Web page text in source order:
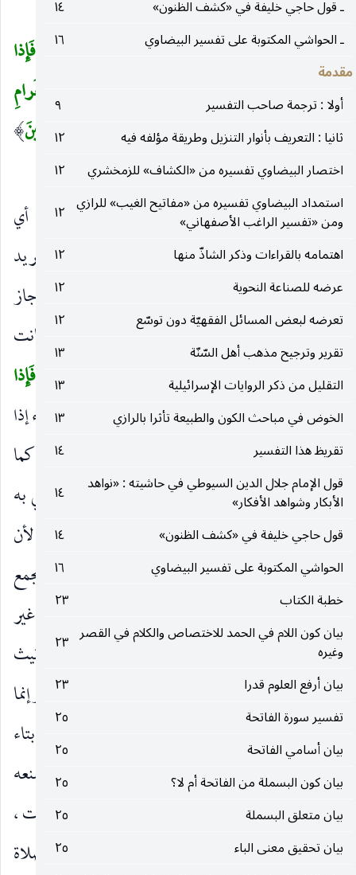
ـ قول حاجي خليفة في «كشف الظنون»
١٤
ـ الحواشي المكتوبة على تفسير البيضاوي
١٦
مقدمة
أولا : ترجمة صاحب التفسير
٩
ثانيا : التعريف بأنوار التنزيل وطريقة مؤلفه فيه
١٢
اختصار البيضاوي تفسيره من «الكشاف» للزمخشري
١٢
استمداد البيضاوي تفسيره من «مفاتيح الغيب» للرازي
ومن «تفسير الراغب الأصفهاني»
١٢
اهتمامه بالقراءات وذكر الشاذّ منها
١٢
عرضه للصناعة النحوية
١٢
تعرضه لبعض المسائل الفقهيّة دون توسّع
١٢
تقرير وترجيح مذهب أهل السّنّة
١٣
التقليل من ذكر الروايات الإسرائيلية
١٣
الخوض في مباحث الكون والطبيعة تأثرا بالرازي
١٣
تقريظ هذا التفسير
١٤
قول الإمام جلال الدين السيوطي في حاشيته : «نواهد
الأبكار وشواهد الأفكار»
١٤
قول حاجي خليفة في «كشف الظنون»
١٤
الحواشي المكتوبة على تفسير البيضاوي
١٦
خطبة الكتاب
٢٣
بيان كون اللام في الحمد للاختصاص والكلام في القصر
وغيره
٢٣
بيان أرفع العلوم قدرا
٢٣
تفسير سورة الفاتحة
٢٥
بيان أسامي الفاتحة
٢٥
بيان كون البسملة من الفاتحة أم لا؟
٢٥
بيان متعلق البسملة
٢٥
بيان تحقيق معنى الباء
٢٥
(لَيْسَ عَلَيْكُمْ جُناحٌ أَنْ تَبْتَغُوا فَضْلاً مِنْ رَبِّكُمْ فَإِذا
أَفَضْتُمْ مِنْ عَرَفاتٍ فَاذْكُرُوا اللهَ عِنْدَ الْمَشْعَرِ الْحَرامِ
وَاذْكُرُوهُ كَما هَداكُمْ وَإِنْ كُنْتُمْ مِنْ قَبْلِهِ لَمِنَ الضَّالِّينَ)
(١٩٨)
(لَيْسَ عَلَيْكُمْ جُناحٌ أَنْ تَبْتَغُوا )أي في أن تبتغوا أي
تطلبوا.(فَضْلاً مِنْ رَبِّكُمْ)
عطاء ورزقا منه ، يريد
الربح بالتجارة ، وقيل : كان عكاظ ومجنة وذو المجاز
أسواقهم في الجاهلية يقيمونها مواسم الحج ، وكانت
معايشهم منها ، فلما جاء الإسلام تأثموا منه فنزلت.
(فَإِذا
أَفَضْتُمْ مِنْ عَرَفاتٍ)دفعتم منها بكثرة ، من أفضت الماء إذا
صببته بكثرة. وأصله أفضتم أنفسكم فحذف المفعول كما
حذف في دفعت من البصرة. و(عَرَفاتٍ)جمع سمي به
كأذرعات ، وإنما نون وكسر وفيه العلمية والتأنيث لأن
تنوين الجمع تنوين المقابلة لا تنوين التمكين ولذلك يجمع
مع اللام ، وذهاب الكسرة تبع ذهاب التنوين من غير
عوض لعدم الصرف ، وهنا ليس كذلك. أو لأن التأنيث
إما أن يكون بالتاء المذكورة وهي ليست تاء تأنيث. وإنما
هي مع الألف التي قبلها علامة جمع المؤنث ، أو بتاء
مقدرة كما في سعاد ولا يصح تقديرها لأن المذكورة تمنعه
من حيث إنها كالبدل لها لاختصاصها بالمؤنث كتاء بنت ،
وإنما سمي الموقف عرفة لأنه نعت لإبراهيم عليه الصلاة